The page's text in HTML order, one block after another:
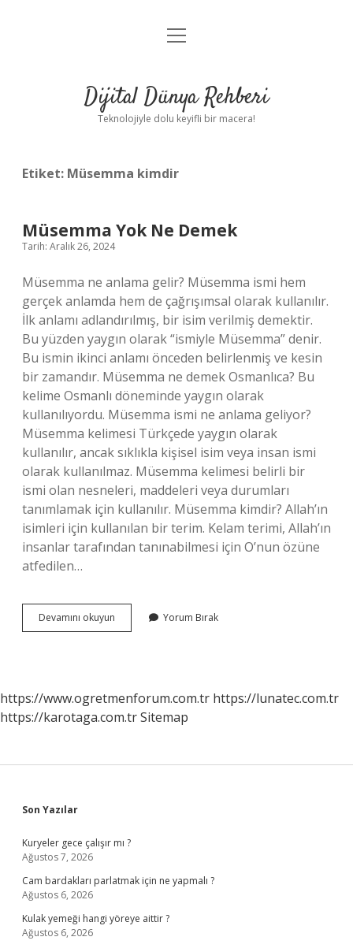
Anasayfa
Yasal Uyarı
menüyü
Dijital Dünya Rehberi
Teknolojiyle dolu keyifli bir macera!
Etiket: Müsemma kimdir
Müsemma Yok Ne Demek
Tarih: Aralık 26, 2024
Müsemma ne anlama gelir? Müsemma ismi hem
gerçek anlamda hem de çağrışımsal olarak kullanılır.
İlk anlamı adlandırılmış, bir isim verilmiş demektir.
Bu yüzden yaygın olarak “ismiyle Müsemma” denir.
Bu ismin ikinci anlamı önceden belirlenmiş ve kesin
bir zamandır. Müsemma ne demek Osmanlıca? Bu
kelime Osmanlı döneminde yaygın olarak
kullanılıyordu. Müsemma ismi ne anlama geliyor?
Müsemma kelimesi Türkçede yaygın olarak
kullanılır, ancak sıklıkla kişisel isim veya insan ismi
olarak kullanılmaz. Müsemma kelimesi belirli bir
ismi olan nesneleri, maddeleri veya durumları
tanımlamak için kullanılır. Müsemma kimdir? Allah’ın
isimleri için kullanılan bir terim. Kelam terimi, Allah’ın
insanlar tarafından tanınabilmesi için O’nun özüne
atfedilen…
Devamını okuyun Müsemma
Yok
Yorum Bırak
https://www.ogretmenforum.com.tr https://lunatec.com.tr
https://karotaga.com.trSitemap
Sidebar
Son Yazılar
Kuryeler gece çalışır mı ?
Ağustos 7, 2026
Cam bardakları parlatmak için ne yapmalı ?
Ağustos 6, 2026
Kulak yemeği hangi yöreye aittir ?
Ağustos 6, 2026